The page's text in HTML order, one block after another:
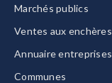
Marchés publics
Ventes aux enchères
Annuaire entreprises
Communes